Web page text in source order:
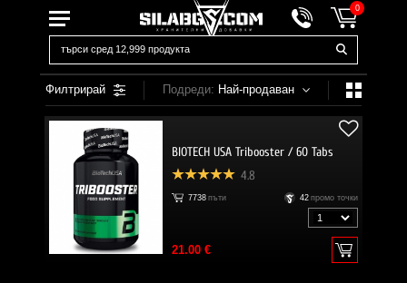
0
Филтрирай Подреди: Най-продаван
BIOTECH USA Tribooster / 60 Tabs
4.8
7738 пъти 42 промо точки
21.00 €